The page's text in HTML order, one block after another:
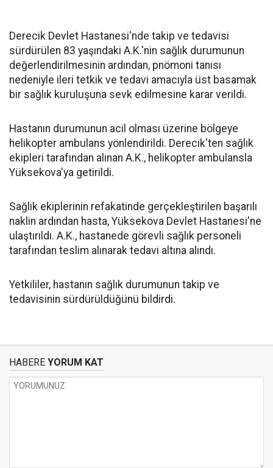
Derecik Devlet Hastanesi'nde takip ve tedavisi
sürdürülen 83 yaşındaki A.K.'nin sağlık durumunun
değerlendirilmesinin ardından, pnömoni tanısı
nedeniyle ileri tetkik ve tedavi amacıyla üst basamak
bir sağlık kuruluşuna sevk edilmesine karar verildi.
Hastanın durumunun acil olması üzerine bölgeye
helikopter ambulans yönlendirildi. Derecik'ten sağlık
ekipleri tarafından alınan A.K., helikopter ambulansla
Yüksekova'ya getirildi.
Sağlık ekiplerinin refakatinde gerçekleştirilen başarılı
naklin ardından hasta, Yüksekova Devlet Hastanesi'ne
ulaştırıldı. A.K., hastanede görevli sağlık personeli
tarafından teslim alınarak tedavi altına alındı.
Yetkililer, hastanın sağlık durumunun takip ve
tedavisinin sürdürüldüğünü bildirdi.
HABERE YORUM KAT